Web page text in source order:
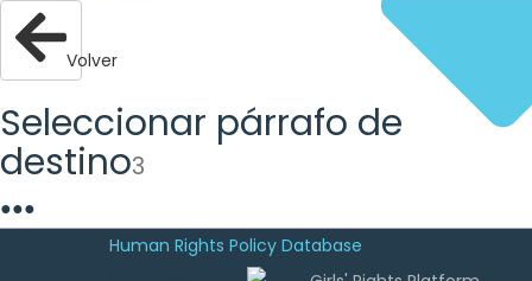
Human Rights Policy Database
Volver
Seleccionar párrafo de
destino3
●●●